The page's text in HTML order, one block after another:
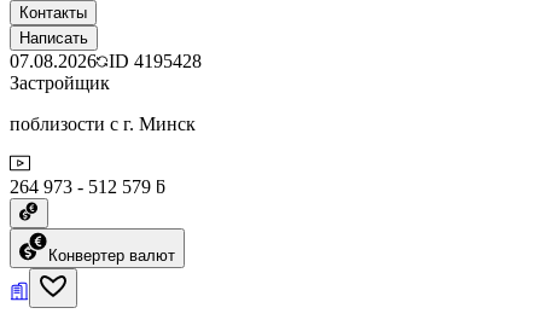
Контакты
Написать
07.08.2026 ID 4195428
Застройщик
поблизости с г. Минск
264 973 - 512 579 ƃ
Конвертер валют